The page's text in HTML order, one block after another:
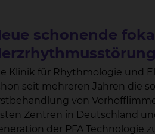
schonende
Klinik für Rhythmologie und
seit mehreren Jahren die
von Vorhofflimmern ein. Ab sofort steht im Klinikum
Zentren in Deutschland
der PFA Technologie